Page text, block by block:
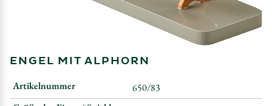
ENGEL MIT ALPHORN
Artikelnummer
650/83